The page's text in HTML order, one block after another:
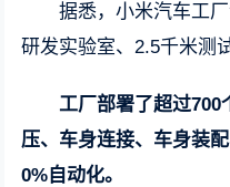
据悉，小米汽车工
研发实验室、2.5千米测
工厂部署了超过700
压、车身连接、车身装
0%自动化。